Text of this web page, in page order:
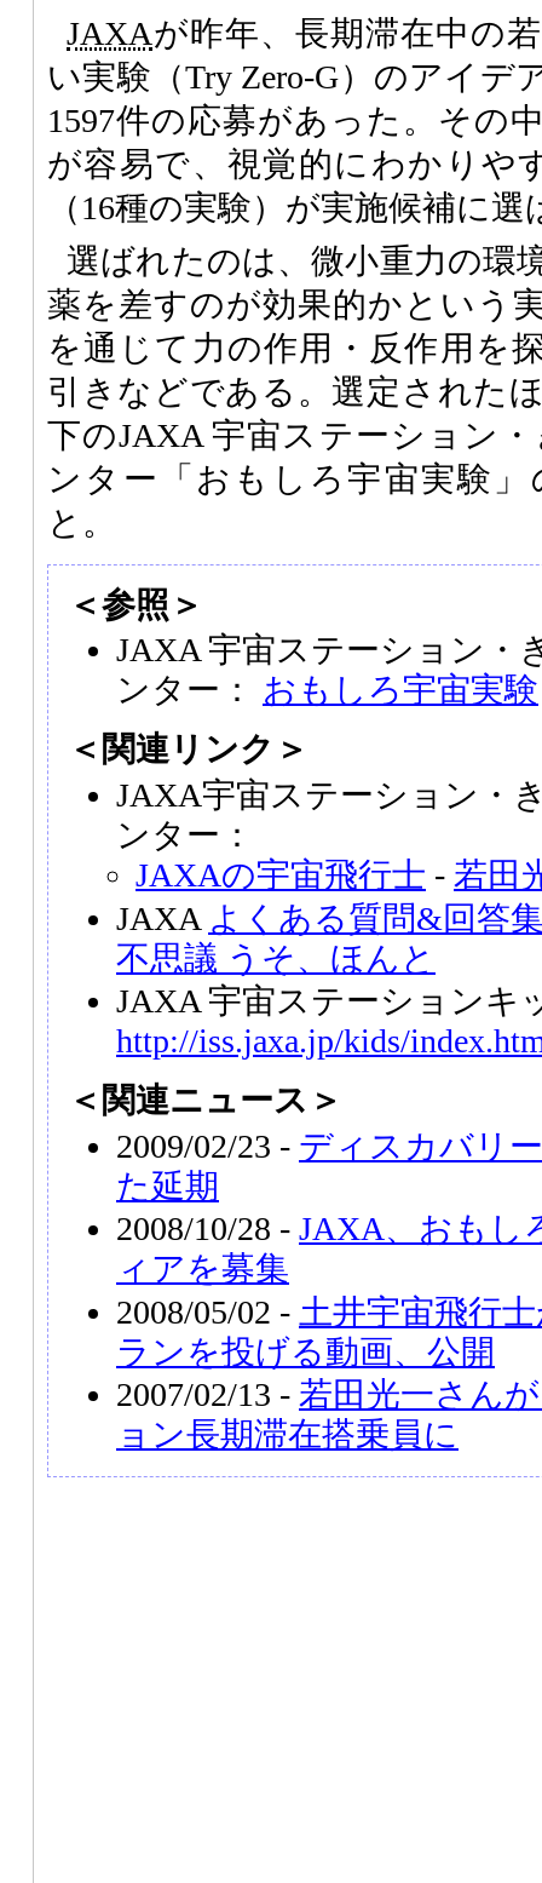
JAXAが昨年、長期滞在中の
い実験（Try Zero-G）のアイデ
1597件の応募があった。その
が容易で、視覚的にわかりや
（16種の実験）が実施候補に選
選ばれたのは、微小重力の環
薬を差すのが効果的かという
を通じて力の作用・反作用を
引きなどである。選定された
下のJAXA 宇宙ステーション
ンター「おもしろ宇宙実験
と。
＜参照＞
JAXA 宇宙ステーション・
ンター： おもしろ宇宙実験
＜関連リンク＞
JAXA宇宙ステーション・
ンター：
JAXAの宇宙飛行士 - 若田
JAXA よくある質問&回答
不思議 うそ、ほんと
JAXA 宇宙ステーションキ
http://iss.jaxa.jp/kids/
＜関連ニュース＞
2009/02/23 - ディスカバリ
た延期
2008/10/28 - JAXA、おもし
ィアを募集
2008/05/02 - 土井宇宙飛行
ランを投げる動画、公開
2007/02/13 - 若田光一さん
ョン長期滞在搭乗員に